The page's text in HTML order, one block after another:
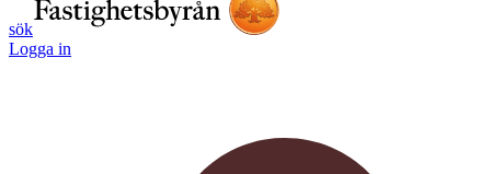
sök
Logga in